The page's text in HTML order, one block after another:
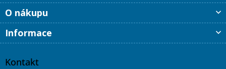
Z
a
O nákupu
Informace
Kontakt